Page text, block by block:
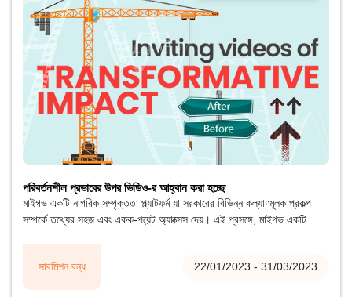
সাবমিশন বন্ধ 22/01/2023 - 31/03/2023
পরিবর্তনশীল প্রভাবের উপর ভিডিও-র আহ্বান করা হচ্ছে
মাইগভ একটি নাগরিক সম্পৃক্ততা প্ল্যাটফর্ম যা সরকারের বিভিন্ন কল্যাণমূলক প্রকল্প
সম্পর্কে তথ্যের সহজ এবং একক-পয়েন্ট অ্যাক্সেস দেয়। এই প্রসঙ্গে, মাইগভ একটি
করেছে তা বর্ণনা করে সুবিধাভোগীদের ভিডিও জমা দিতে উত্সাহিত করছে।